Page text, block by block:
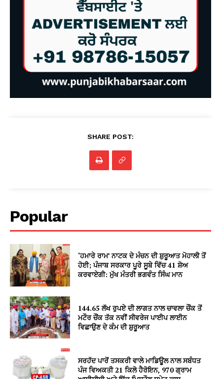
SHARE POST:
Popular
‘ਹਮਾਰੇ ਰਾਮ’ ਨਾਟਕ ਦੇ ਮੰਚਨ ਦੀ ਸ਼ੁਰੂਆਤ ਮੋਹਾਲੀ ਤੋਂ
ਹੋਈ; ਪੰਜਾਬ ਸਰਕਾਰ ਪੂਰੇ ਸੂਬੇ ਵਿੱਚ 41 ਸ਼ੋਅ
ਕਰਵਾਏਗੀ: ਮੁੱਖ ਮੰਤਰੀ ਭਗਵੰਤ ਸਿੰਘ ਮਾਨ
144.65 ਲੱਖ ਰੁਪਏ ਦੀ ਲਾਗਤ ਨਾਲ ਚਾਵਲਾ ਚੌਂਕ ਤੋਂ
ਮਟੌਰ ਚੌਂਕ ਤੱਕ ਨਵੀਂ ਸੀਵਰੇਜ ਪਾਈਪ ਲਾਈਨ
ਵਿਛਾਉਣ ਦੇ ਕੰਮ ਦੀ ਸ਼ੁਰੂਆਤ
ਸਰਹੱਦ ਪਾਰੋਂ ਤਸਕਰੀ ਵਾਲੇ ਮਾਡਿਊਲ ਨਾਲ ਸਬੰਧਤ
ਪੰਜ ਵਿਅਕਤੀ 21 ਕਿਲੋ ਹੈਰੋਇਨ, 970 ਗ੍ਰਾਮ